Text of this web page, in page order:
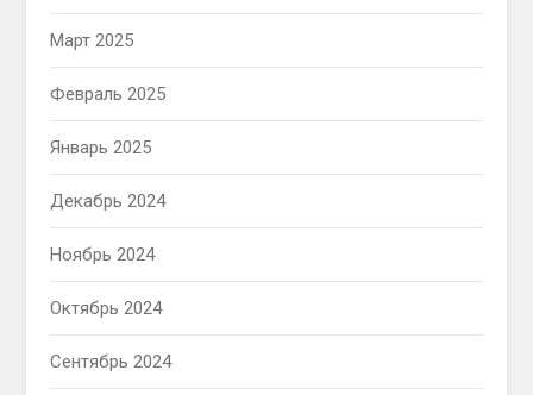
Март 2025
Февраль 2025
Январь 2025
Декабрь 2024
Ноябрь 2024
Октябрь 2024
Сентябрь 2024